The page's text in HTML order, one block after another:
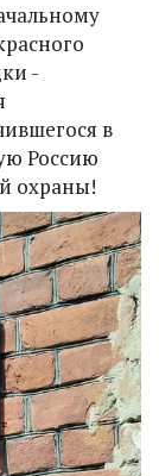
-
в
Россию
охраны!